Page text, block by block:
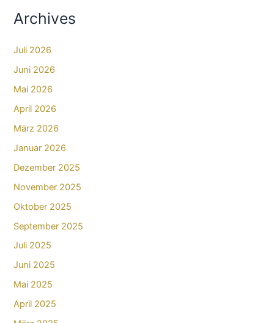
Archives
Juli 2026
Juni 2026
Mai 2026
April 2026
März 2026
Januar 2026
Dezember 2025
November 2025
Oktober 2025
September 2025
Juli 2025
Juni 2025
Mai 2025
April 2025